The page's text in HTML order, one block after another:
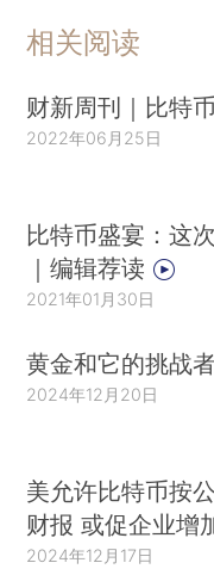
相关阅读
财新周刊｜比特
2022年06月25日
比特币盛宴：这
｜编辑荐读
2021年01月30日
黄金和它的挑战
2024年12月20日
美允许比特币按
财报 或促企业增
2024年12月17日